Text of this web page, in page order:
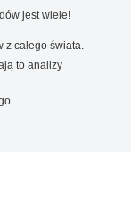
jest wiele!
całego świata.
to analizy